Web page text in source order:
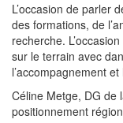
L’occasion de parler
des formations, de
recherche.
sur le terrain avec
l’accompagnement
Céline Metge, DG de
positionnement